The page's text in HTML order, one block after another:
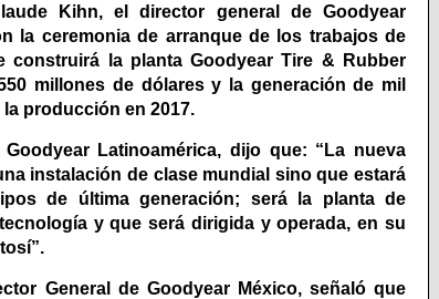
Kihn, el director general de Goodyear
la ceremonia de arranque de los trabajos de
construirá la planta Goodyear Tire & Rubber
millones de dólares y la generación de mil
producción en 2017.
Latinoamérica, dijo que: “La nueva
instalación de clase mundial sino que estará
de última generación; será la planta de
y que será dirigida y operada, en su
General de Goodyear México, señaló que